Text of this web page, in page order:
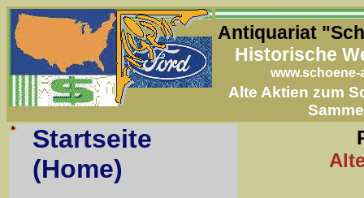
Antiquariat
Historische
www.schoene-
Alte Aktien zum
Startseite
(Home)